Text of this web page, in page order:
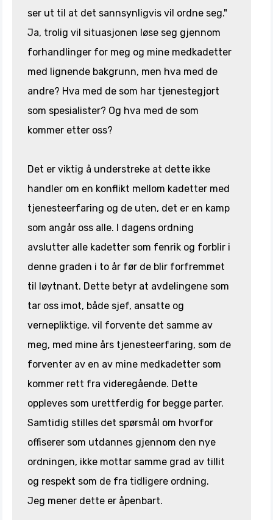
ser ut til at det sannsynligvis vil ordne seg."
Ja, trolig vil situasjonen løse seg gjennom
forhandlinger for meg og mine medkadetter
med lignende bakgrunn, men hva med de
andre? Hva med de som har tjenestegjort
som spesialister? Og hva med de som
kommer etter oss?
Det er viktig å understreke at dette ikke
handler om en konflikt mellom kadetter med
tjenesteerfaring og de uten, det er en kamp
som angår oss alle. I dagens ordning
avslutter alle kadetter som fenrik og forblir i
denne graden i to år før de blir forfremmet
til løytnant. Dette betyr at avdelingene som
tar oss imot, både sjef, ansatte og
vernepliktige, vil forvente det samme av
meg, med mine års tjenesteerfaring, som de
forventer av en av mine medkadetter som
kommer rett fra videregående. Dette
oppleves som urettferdig for begge parter.
Samtidig stilles det spørsmål om hvorfor
offiserer som utdannes gjennom den nye
ordningen, ikke mottar samme grad av tillit
og respekt som de fra tidligere ordning.
Jeg mener dette er åpenbart.